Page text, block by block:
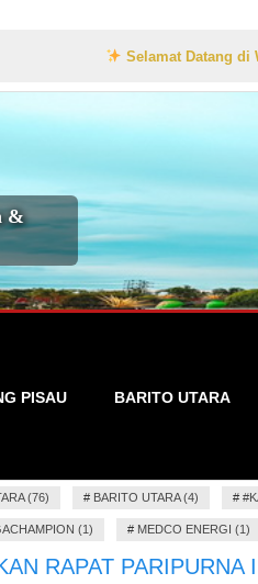
Selamat Datang di Website
&
PISAU BARITO UTARA
(76) # BARITO UTARA (4) #
(1) # MEDCO ENERGI (1)
RAPAT